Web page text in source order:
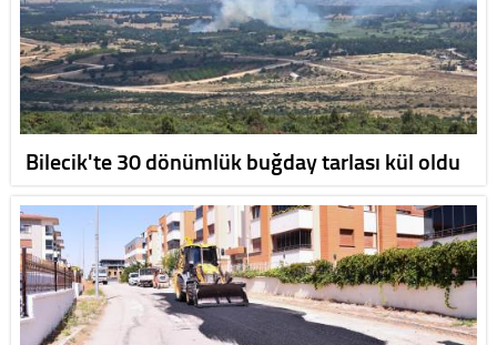
Bilecik'te 30 dönümlük buğday tarlası kül oldu